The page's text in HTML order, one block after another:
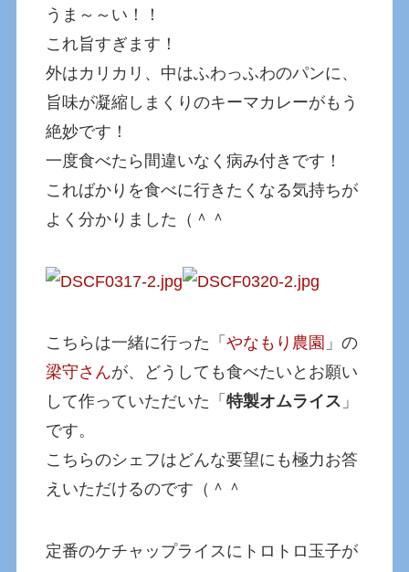
うま～～い！！
これ旨すぎます！
外はカリカリ、中はふわっふわのパンに、
旨味が凝縮しまくりのキーマカレーがもう
絶妙です！
一度食べたら間違いなく病み付きです！
こればかりを食べに行きたくなる気持ちが
よく分かりました（＾＾
こちらは一緒に行った「やなもり農園 」の
梁守さんが、どうしても食べたいとお願い
して作っていただいた「特製オムライス 」
です。
こちらのシェフはどんな要望にも極力お答
えいただけるのです（＾＾
定番のケチャップライスにトロトロ玉子が